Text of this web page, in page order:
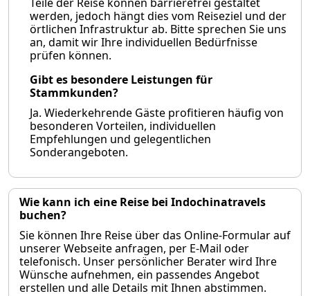
werden, jedoch hängt dies vom Reiseziel und der
örtlichen Infrastruktur ab. Bitte sprechen Sie uns
an, damit wir Ihre individuellen Bedürfnisse
prüfen können.
Gibt es besondere Leistungen für
Stammkunden?
Ja. Wiederkehrende Gäste profitieren häufig von
besonderen Vorteilen, individuellen
Empfehlungen und gelegentlichen
Sonderangeboten.
Wie kann ich eine Reise bei Indochinatravels
buchen?
Sie können Ihre Reise über das Online-Formular auf
unserer Webseite anfragen, per E-Mail oder
telefonisch. Unser persönlicher Berater wird Ihre
Wünsche aufnehmen, ein passendes Angebot
erstellen und alle Details mit Ihnen abstimmen.